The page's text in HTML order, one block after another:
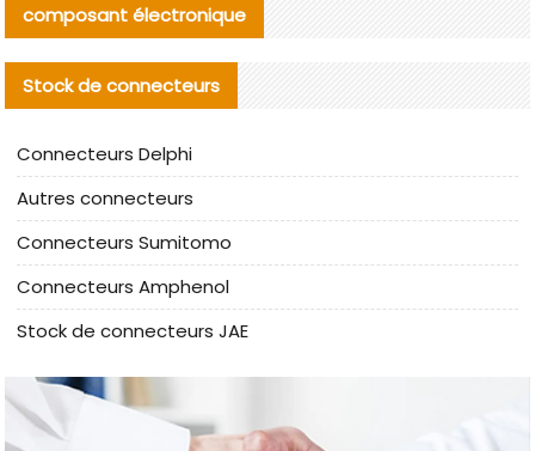
composant électronique
Stock de connecteurs
Connecteurs Delphi
Autres connecteurs
Connecteurs Sumitomo
Connecteurs Amphenol
Stock de connecteurs JAE